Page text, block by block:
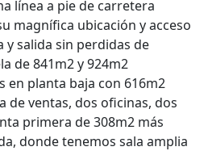
línea a pie de carretera
magnífica ubicación y acceso
salida sin perdidas de
de 841m2 y 924m2
planta baja con 616m2
de ventas, dos oficinas, dos
primera de 308m2 más
donde tenemos sala amplia